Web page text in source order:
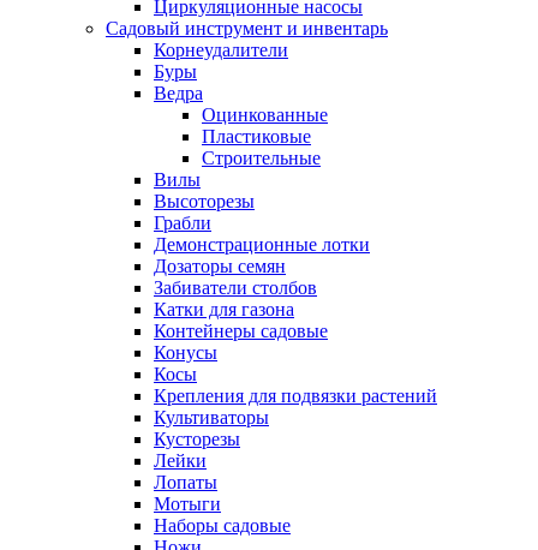
Циркуляционные насосы
Садовый инструмент и инвентарь
Корнеудалители
Буры
Ведра
Оцинкованные
Пластиковые
Строительные
Вилы
Высоторезы
Грабли
Демонстрационные лотки
Дозаторы семян
Забиватели столбов
Катки для газона
Контейнеры садовые
Конусы
Косы
Крепления для подвязки растений
Культиваторы
Кусторезы
Лейки
Лопаты
Мотыги
Наборы садовые